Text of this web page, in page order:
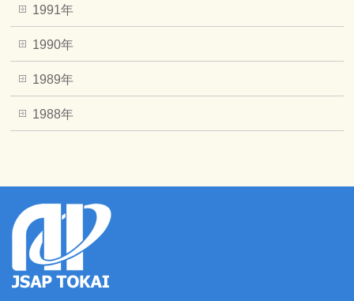
1991年
1990年
1989年
1988年